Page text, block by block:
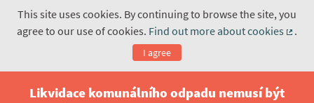
This site uses cookies. By continuing to browse the site, you
agree to our use of cookies. Find out more about cookies
.
I agree
Likvidace komunálního odpadu nemusí být